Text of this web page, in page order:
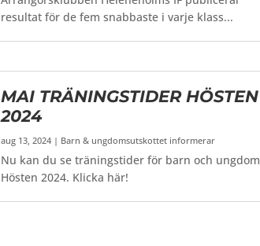
resultat för de fem snabbaste i varje klass...
MAI TRÄNINGSTIDER HÖSTEN
2024
aug 13, 2024 | Barn & ungdomsutskottet informerar
Nu kan du se träningstider för barn och ungdom
Hösten 2024. Klicka här!